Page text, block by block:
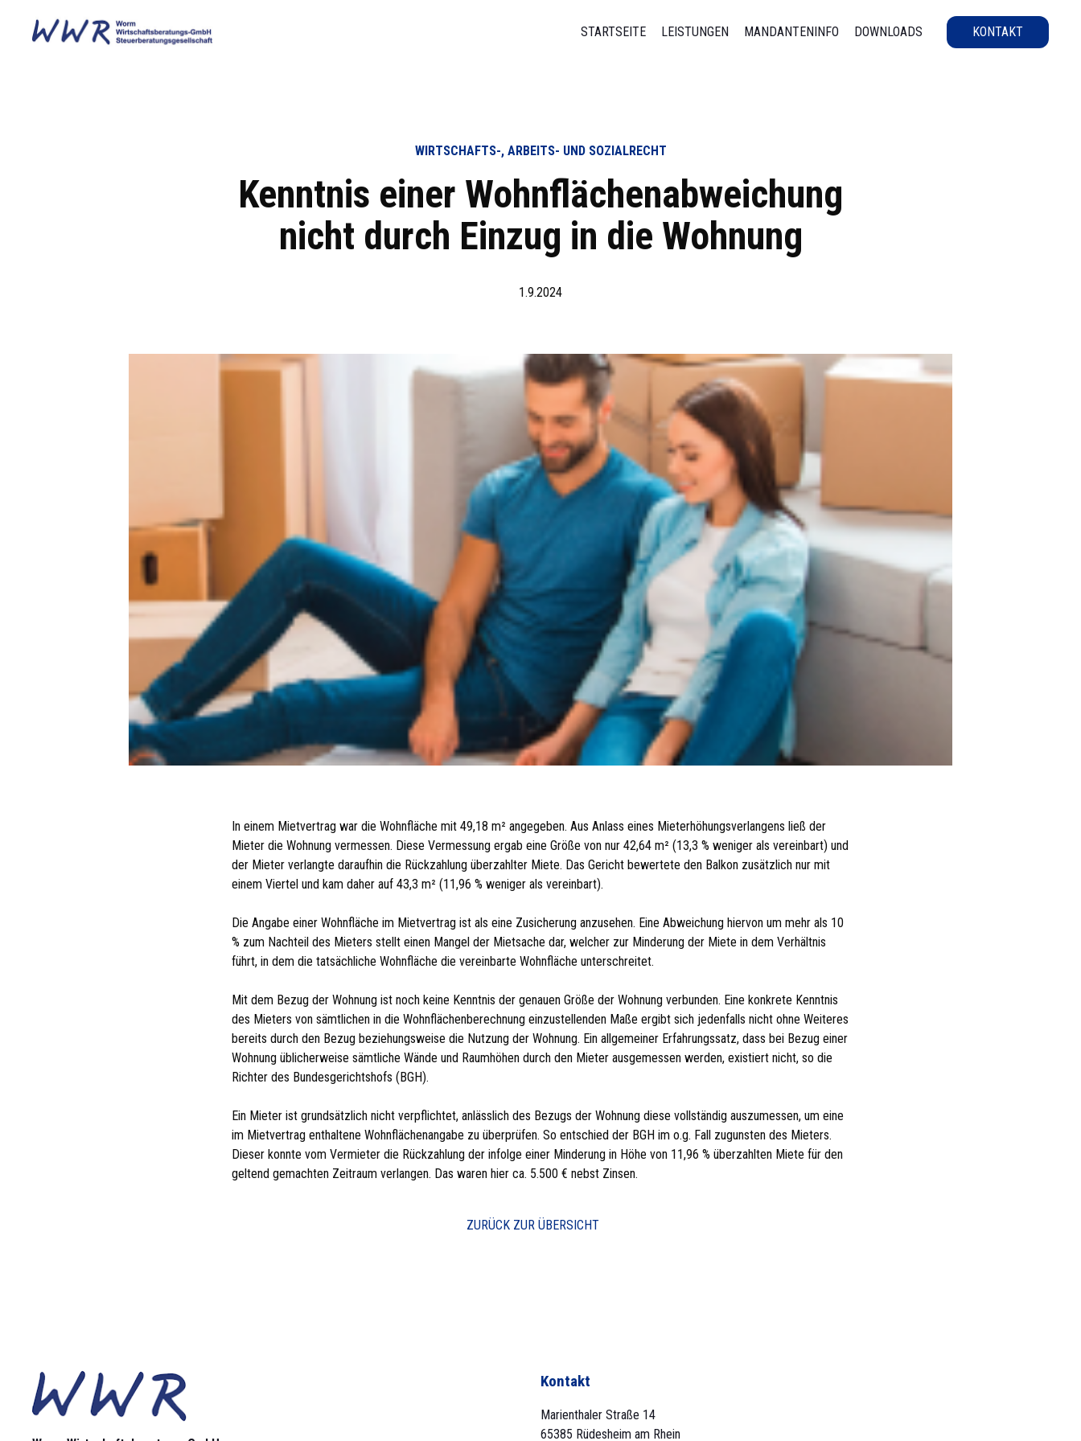
STARTSEITE LEISTUNGEN MANDANTENINFO DOWNLOADS KONTAKT
WIRTSCHAFTS-, ARBEITS- UND SOZIALRECHT
Kenntnis einer Wohnflächenabweichung
nicht durch Einzug in die Wohnung
1.9.2024
In einem Mietvertrag war die Wohnfläche mit 49,18 m² angegeben. Aus Anlass eines Mieterhöhungsverlangens ließ der
Mieter die Wohnung vermessen. Diese Vermessung ergab eine Größe von nur 42,64 m² (13,3 % weniger als vereinbart) und
der Mieter verlangte daraufhin die Rückzahlung überzahlter Miete. Das Gericht bewertete den Balkon zusätzlich nur mit
einem Viertel und kam daher auf 43,3 m² (11,96 % weniger als vereinbart).
Die Angabe einer Wohnfläche im Mietvertrag ist als eine Zusicherung anzusehen. Eine Abweichung hiervon um mehr als 10
% zum Nachteil des Mieters stellt einen Mangel der Mietsache dar, welcher zur Minderung der Miete in dem Verhältnis
führt, in dem die tatsächliche Wohnfläche die vereinbarte Wohnfläche unterschreitet.
Mit dem Bezug der Wohnung ist noch keine Kenntnis der genauen Größe der Wohnung verbunden. Eine konkrete Kenntnis
des Mieters von sämtlichen in die Wohnflächenberechnung einzustellenden Maße ergibt sich jedenfalls nicht ohne Weiteres
bereits durch den Bezug beziehungsweise die Nutzung der Wohnung. Ein allgemeiner Erfahrungssatz, dass bei Bezug einer
Wohnung üblicherweise sämtliche Wände und Raumhöhen durch den Mieter ausgemessen werden, existiert nicht, so die
Richter des Bundesgerichtshofs (BGH).
Ein Mieter ist grundsätzlich nicht verpflichtet, anlässlich des Bezugs der Wohnung diese vollständig auszumessen, um eine
im Mietvertrag enthaltene Wohnflächenangabe zu überprüfen. So entschied der BGH im o.g. Fall zugunsten des Mieters.
Dieser konnte vom Vermieter die Rückzahlung der infolge einer Minderung in Höhe von 11,96 % überzahlten Miete für den
geltend gemachten Zeitraum verlangen. Das waren hier ca. 5.500 € nebst Zinsen.
ZURÜCK ZUR ÜBERSICHT
Kontakt
Marienthaler Straße 14
65385 Rüdesheim am Rhein